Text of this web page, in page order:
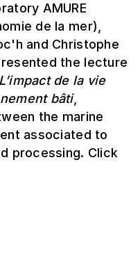
AMURE
de la mer),
and Christophe
the lecture
de la vie
bâti,
the marine
associated to
processing. Click